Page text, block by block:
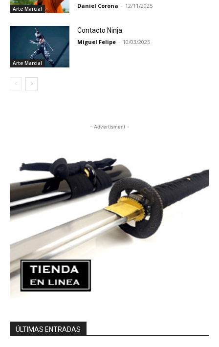
Arte Marcial Daniel Corona - 12/11/2025
Arte Marcial
Contacto Ninja
Miguel Felipe - 10/03/2025
- Advertisment -
ÚLTIMAS ENTRADAS